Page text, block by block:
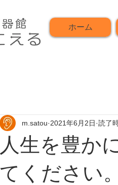
ホーム
人生を豊か
てください。
m.satou 2021年6月2日 読了